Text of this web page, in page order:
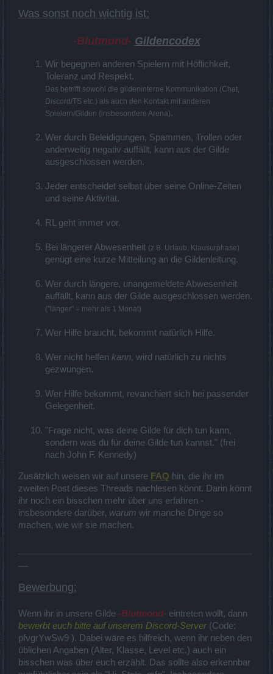
Was sonst noch wichtig ist:
-Blutmond- Gildencodex
Wir begegnen anderen Spielern mit Höflichkeit,
Toleranz und Respekt.
Das betrifft sowohl die gildeninterne Kommunikation (Chat,
Discord/TS etc.) als auch den Kontakt mit anderen
Spielern/Gilden (insbesondere Arena).
Wer durch Beleidigungen, Spammen, Trollen oder
anderweitig negativ auffällt, kann aus der Gilde
ausgeschlossen werden.
Jeder entscheidet selbst über seine Online-Zeiten
und seine Aktivität.
RL geht immer vor.
Bei längerer Abwesenheit (z.B. Urlaub, Klausurphase)
genügt eine kurze Mitteilung an die Gildenleitung.
Wer durch längere, unangemeldete Abwesenheit
auffällt, kann aus der Gilde ausgeschlossen werden.
("länger" = mehr als 1 Monat)
Wer Hilfe braucht, bekommt natürlich Hilfe.
Wer nicht helfen kann, wird natürlich zu nichts
gezwungen.
Wer Hilfe bekommt, revanchiert sich bei passender
Gelegenheit.
"Frage nicht, was deine Gilde für dich tun kann,
sondern was du für deine Gilde tun kannst." (frei
nach John F. Kennedy)
Zusätzlich weisen wir auf unsere FAQ hin, die ihr im
zweiten Post dieses Threads nachlesen könnt. Darin könnt
ihr noch ein bisschen mehr über uns erfahren -
insbesondere darüber, warum wir manche Dinge so
machen, wie wir sie machen.
Bewerbung:
Wenn ihr in unsere Gilde -Blutmond- eintreten wollt, dann
bewerbt euch bitte auf unserem Discord-Server (Code:
pfvgrYwSw9 ). Dabei wäre es hilfreich, wenn ihr neben den
üblichen Angaben (Alter, Klasse, Level etc.) auch ein
bisschen was über euch erzählt. Das sollte also erkennbar